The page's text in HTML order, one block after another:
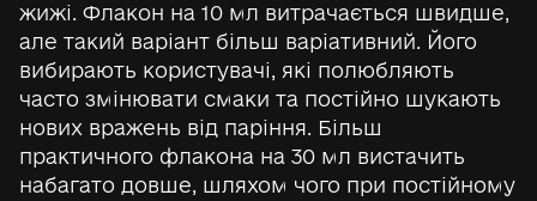
жижі. Флакон на 10 мл витрачається швидше,
але такий варіант більш варіативний. Його
вибирають користувачі, які полюбляють
часто змінювати смаки та постійно шукають
нових вражень від паріння. Більш
практичного флакона на 30 мл вистачить
набагато довше, шляхом чого при постійному